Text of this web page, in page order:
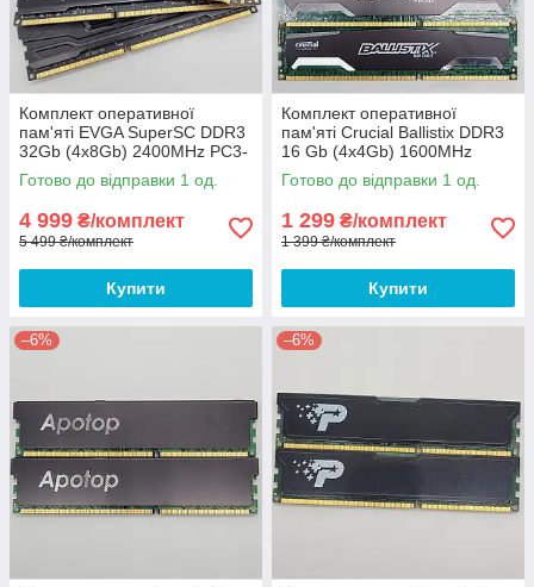
Комплект оперативної
пам'яті EVGA SuperSC DDR3
32Gb (4x8Gb) 2400MHz PC3-
19200U 2R8 CL11 (16G-D3-
2400-MR) Б/В
Готово до відправки 1 од.
4 999 ₴/комплект
5 499 ₴/комплект
Купити
Комплект оперативної
пам'яті Crucial Ballistix DDR3
16 Gb (4x4Gb) 1600MHz
12800U 2R8 CL9
(BLS4G3D1609DS1S00) Б/В
Готово до відправки 1 од.
1 299 ₴/комплект
1 399 ₴/комплект
Купити
–6% –6%